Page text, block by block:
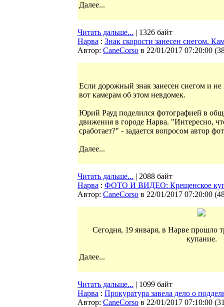
Далее...
Читать дальше... | 1326 байт
Нарва : Знак скорости занесен снегом.
Автор: CaneCorso в 22/01/2017 07:20:00 (
Если дорожный знак занесен снегом и не
вот камерам об этом невдомек.
Юрий Рауд поделился фотографией в
движения в городе Нарва. "Интересно,
сработает?" - задается вопросом автор
Далее...
Читать дальше... | 2088 байт
Нарва : ФОТО И ВИДЕО: Крещенское
Автор: CaneCorso в 22/01/2017 07:20:00 (
Сегодня, 19 января, в Нарве прошло
купание.
Далее...
Читать дальше... | 1099 байт
Нарва : Прокуратура завела дело о
Автор: CaneCorso в 22/01/2017 07:10:00 (